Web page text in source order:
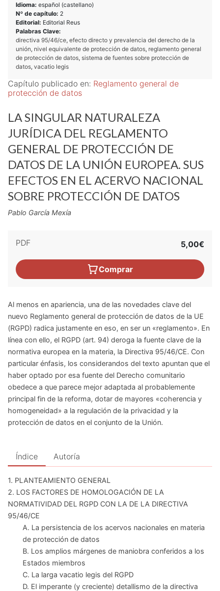
Idioma: español (castellano)
Nº de capítulo: 2
Editorial: Editorial Reus
Palabras Clave:
directiva 95/46/ce, efecto directo y prevalencia del derecho de la
unión, nivel equivalente de protección de datos, reglamento general
de protección de datos, sistema de fuentes sobre protección de
datos, vacatio legis
Capítulo publicado en: Reglamento general de
protección de datos
LA SINGULAR NATURALEZA
JURÍDICA DEL REGLAMENTO
GENERAL DE PROTECCIÓN DE
DATOS DE LA UNIÓN EUROPEA. SUS
EFECTOS EN EL ACERVO NACIONAL
SOBRE PROTECCIÓN DE DATOS
Pablo García Mexía
PDF 5,00€
Comprar
Al menos en apariencia, una de las novedades clave del
nuevo Reglamento general de protección de datos de la UE
(RGPD) radica justamente en eso, en ser un «reglamento». En
línea con ello, el RGPD (art. 94) deroga la fuente clave de la
normativa europea en la materia, la Directiva 95/46/CE. Con
particular énfasis, los considerandos del texto apuntan que el
haber optado por esa fuente del Derecho comunitario
obedece a que parece mejor adaptada al probablemente
principal fin de la reforma, dotar de mayores «coherencia y
homogeneidad» a la regulación de la privacidad y la
protección de datos en el conjunto de la Unión.
Índice Autoría
1. PLANTEAMIENTO GENERAL
2. LOS FACTORES DE HOMOLOGACIÓN DE LA
NORMATIVIDAD DEL RGPD CON LA DE LA DIRECTIVA
95/46/CE
A. La persistencia de los acervos nacionales en materia
de protección de datos
B. Los amplios márgenes de maniobra conferidos a los
Estados miembros
C. La larga vacatio legis del RGPD
D. El imperante (y creciente) detallismo de la directiva